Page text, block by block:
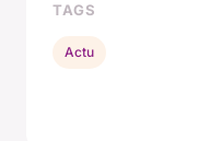
TAGS
Actu